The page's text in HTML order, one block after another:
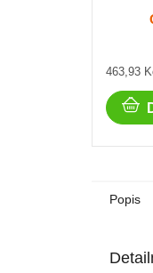
Měrná
463,93
Popis